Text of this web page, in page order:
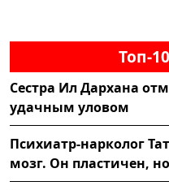
Топ-
Сестра Ил Дархана
удачным уловом
Психиатр-нарколог
мозг. Он пластичен,